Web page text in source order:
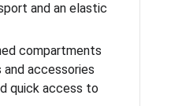
and an elastic
compartments
accessories
quick access to